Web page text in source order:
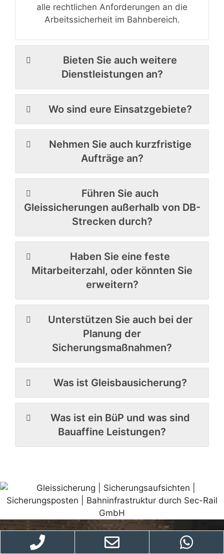
alle rechtlichen Anforderungen an die
Arbeitssicherheit im Bahnbereich.
Bieten Sie auch weitere
Dienstleistungen an?
Wo sind eure Einsatzgebiete?
Nehmen Sie auch kurzfristige
Aufträge an?
Führen Sie auch
Gleissicherungen außerhalb von DB-
Strecken durch?
Haben Sie eine feste
Mitarbeiterzahl, oder könnten Sie
erweitern?
Unterstützen Sie auch bei der
Planung der
Sicherungsmaßnahmen?
Was ist Gleisbausicherung?
Was ist ein BüP und was sind
Bauaffine Leistungen?